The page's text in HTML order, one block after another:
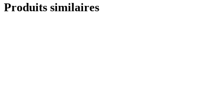
Produits similaires